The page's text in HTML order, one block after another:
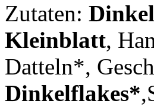
Zutaten:
Kleinblatt,
Datteln*,
Dinkelflakes*